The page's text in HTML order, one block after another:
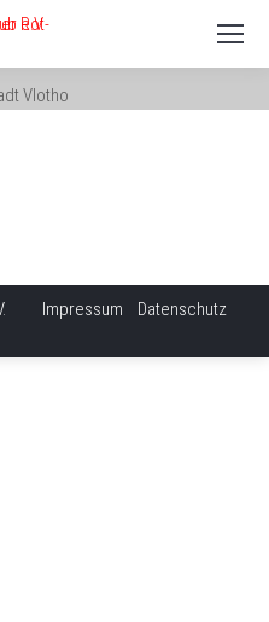
Vlotho
Impressum Datenschutz